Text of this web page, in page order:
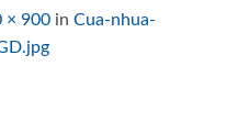
× 900 in Cua-nhua-